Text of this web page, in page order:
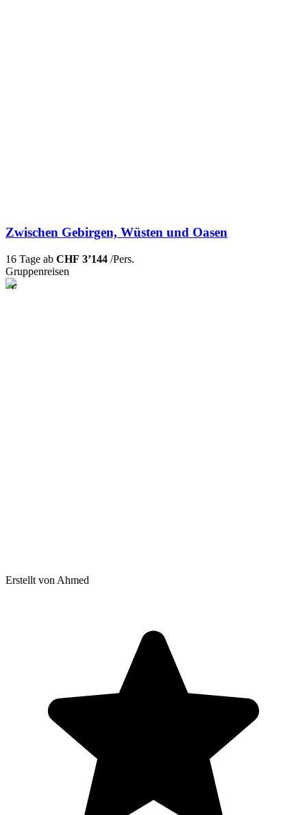
Zwischen Gebirgen, Wüsten und Oasen
16 Tage ab CHF 3’144 /Pers.
Gruppenreisen
Erstellt von Ahmed